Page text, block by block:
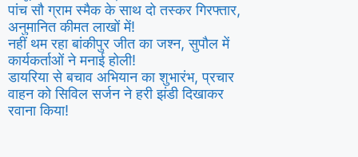
पांच सौ ग्राम स्मैक के साथ दो तस्कर गिरफ्तार,
अनुमानित कीमत लाखों में!
नहीं थम रहा बांकीपुर जीत का जश्न, सुपौल में
कार्यकर्ताओं ने मनाई होली!
डायरिया से बचाव अभियान का शुभारंभ, प्रचार
वाहन को सिविल सर्जन ने हरी झंडी दिखाकर
रवाना किया!